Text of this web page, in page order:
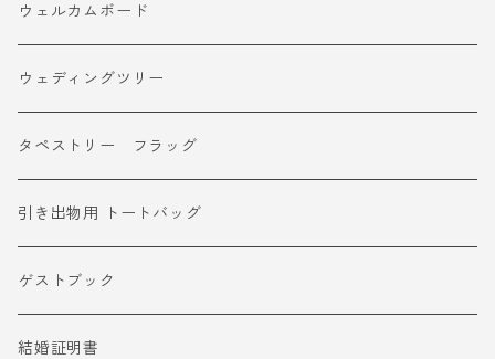
ウェルカムボード
ウェディングツリー
タペストリー フラッグ
引き出物用 トートバッグ
ゲストブック
結婚証明書